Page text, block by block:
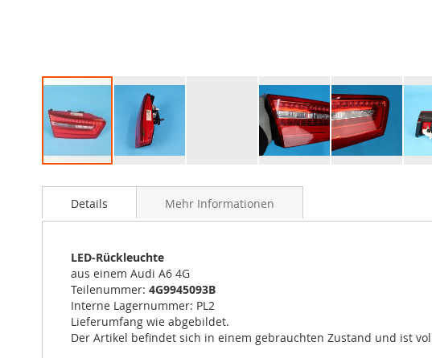
Anfang
Bildergalerie
Details
LED-Rückleuchte
aus einem Audi A6 4G
Teilenummer: 4G9945093B
Interne Lagernummer: PL2
Lieferumfang wie abgebildet.
Der Artikel befindet sich in einem gebrauchten Zustand und ist
Mehr Informationen